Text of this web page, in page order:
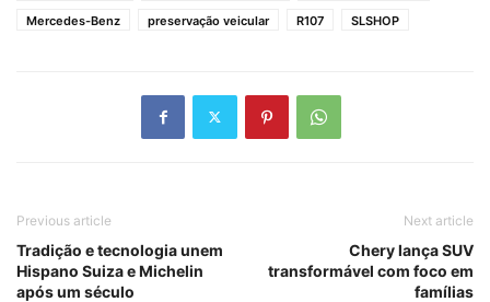
Mercedes-Benz
preservação veicular R107 SLSHOP
Previous article
Tradição e tecnologia unem
Hispano Suiza e Michelin
após um século
Next article
Chery lança SUV
transformável com foco em
famílias